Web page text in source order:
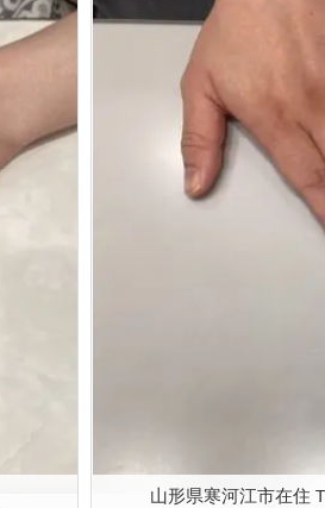
山形県寒河江市在住